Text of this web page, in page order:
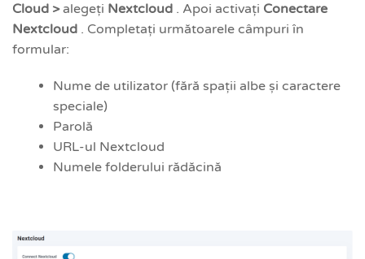
Cloud >alegeți Nextcloud . Apoi activați Conectare
Nextcloud . Completați următoarele câmpuri în
formular:
Nume de utilizator (fără spații albe și caractere
speciale)
Parolă
URL-ul Nextcloud
Numele folderului rădăcină